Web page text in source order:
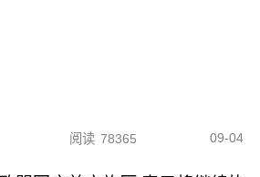
阅读 78365 09-04